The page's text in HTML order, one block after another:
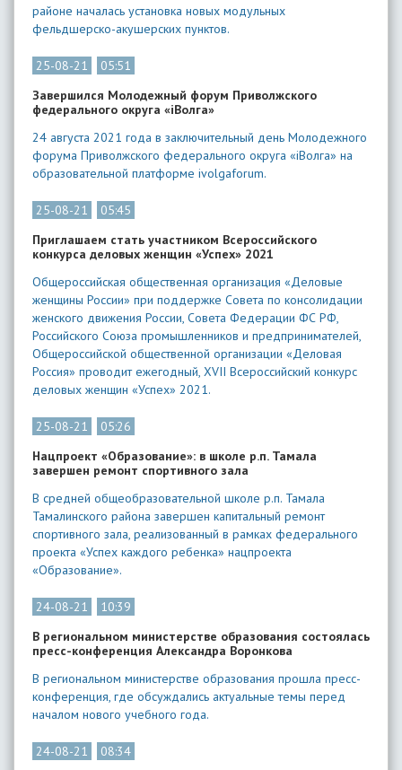
районе началась установка новых модульных
фельдшерско-акушерских пунктов.
25-08-21
05:51
Завершился Молодежный форум Приволжского
федерального округа «iВолга»
24 августа 2021 года в заключительный день Молодежного
форума Приволжского федерального округа «iВолга» на
образовательной платформе ivolgaforum.
25-08-21
05:45
Приглашаем стать участником Всероссийского
конкурса деловых женщин «Успех» 2021
Общероссийская общественная организация «Деловые
женщины России» при поддержке Совета по консолидации
женского движения России, Совета Федерации ФС РФ,
Российского Союза промышленников и предпринимателей,
Общероссийской общественной организации «Деловая
Россия» проводит ежегодный, XVII Всероссийский конкурс
деловых женщин «Успех» 2021.
25-08-21
05:26
Нацпроект «Образование»: в школе р.п. Тамала
завершен ремонт спортивного зала
В средней общеобразовательной школе р.п. Тамала
Тамалинского района завершен капитальный ремонт
спортивного зала, реализованный в рамках федерального
проекта «Успех каждого ребенка» нацпроекта
«Образование».
24-08-21
10:39
В региональном министерстве образования состоялась
пресс-конференция Александра Воронкова
В региональном министерстве образования прошла пресс-
конференция, где обсуждались актуальные темы перед
началом нового учебного года.
24-08-21
08:34